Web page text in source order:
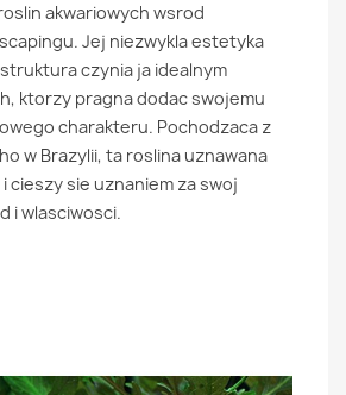
akwariowych wsrod
Jej niezwykla estetyka
czynia ja idealnym
ktorzy pragna dodac swojemu
charakteru. Pochodzaca z
w Brazylii, ta roslina uznawana
cieszy sie uznaniem za swoj
i wlasciwosci.